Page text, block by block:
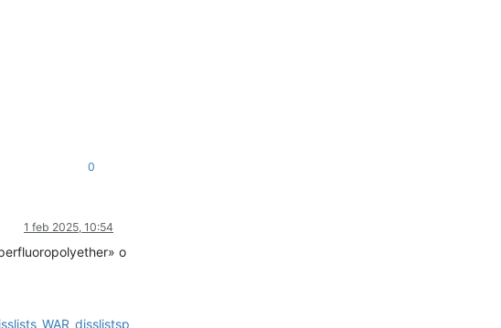
0
1 feb 2025, 10:54
o